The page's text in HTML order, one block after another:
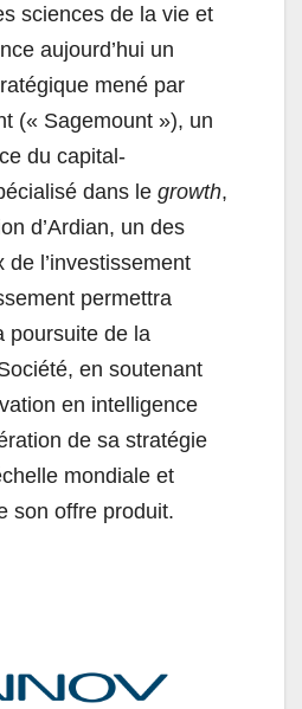
sciences de la vie et
aujourd’hui un
mené par
(« Sagemount »), un
du capital-
dans le growth,
d’Ardian, un des
de l’investissement
permettra
poursuite de la
en soutenant
en intelligence
de sa stratégie
mondiale et
son offre produit.